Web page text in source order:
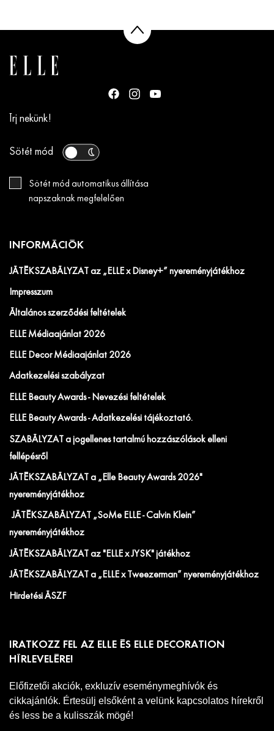
Írj nekünk!
Sötét mód
Sötét mód automatikus állítása
napszaknak megfelelően
INFORMÁCIÓK
JÁTÉKSZABÁLYZAT az „ELLE x Disney+” nyereményjátékhoz
Impresszum
Általános szerződési feltételek
ELLE Médiaajánlat 2026
ELLE Decor Médiaajánlat 2026
Adatkezelési szabályzat
ELLE Beauty Awards - Nevezési feltételek
ELLE Beauty Awards - Adatkezelési tájékoztató.
SZABÁLYZAT a jogellenes tartalmú hozzászólások elleni
fellépésről
JÁTÉKSZABÁLYZAT a „Elle Beauty Awards 2026"
nyereményjátékhoz
JÁTÉKSZABÁLYZAT „SoMe ELLE - Calvin Klein”
nyereményjátékhoz
JÁTÉKSZABÁLYZAT az "ELLE x JYSK" játékhoz
JÁTÉKSZABÁLYZAT a „ELLE x Tweezerman” nyereményjátékhoz
Hirdetési ÁSZF
IRATKOZZ FEL AZ ELLE ÉS ELLE DECORATION
HÍRLEVELÉRE!
Előfizetői akciók, exkluzív eseménymeghívók és
cikkajánlók. Értesülj elsőként a velünk kapcsolatos hírekről
és less be a kulisszák mögé!